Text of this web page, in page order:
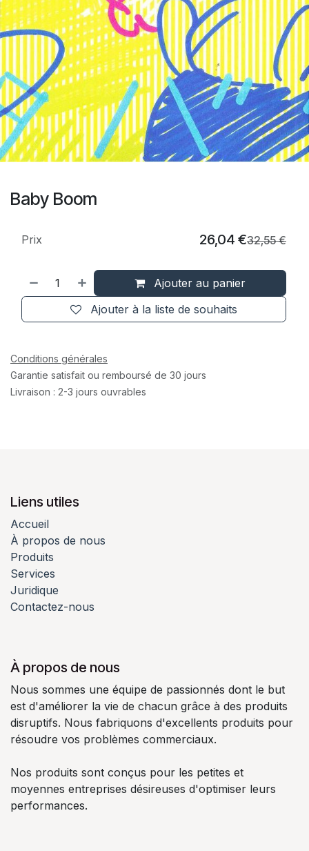
Baby Boom
Ajouter au panier
Ajouter à la liste de souhaits
Prix 26,04 €32,55€
Conditions générales
Garantie satisfait ou remboursé de 30 jours
Livraison : 2-3 jours ouvrables
Liens utiles
Accueil
À propos de nous
Produits
Services
Juridique
Contactez-nous
À propos de nous
Nous sommes une équipe de passionnés dont le but
est d'améliorer la vie de chacun grâce à des produits
disruptifs. Nous fabriquons d'excellents produits pour
résoudre vos problèmes commerciaux.
Nos produits sont conçus pour les petites et
moyennes entreprises désireuses d'optimiser leurs
performances.